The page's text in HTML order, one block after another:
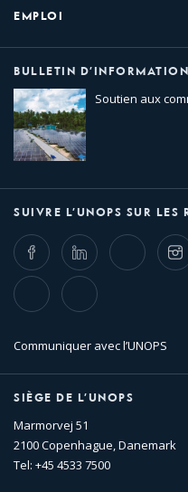
EMPLOI
BULLETIN D’INFORMATION
Soutien aux
SUIVRE L’UNOPS SUR LES
FacebookLinkedIn Twitter
TikTok Flickr
Communiquer avec l’UNOPS
SIÈGE DE L’UNOPS
Marmorvej 51
2100 Copenhague, Danemark
Tel: +45 4533 7500